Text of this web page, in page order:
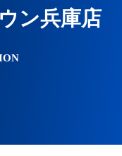
ン兵庫店